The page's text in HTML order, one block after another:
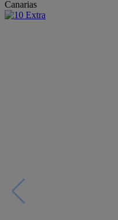
Canarias